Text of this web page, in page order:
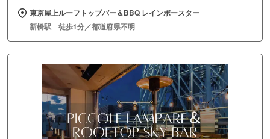
東京屋上ルーフトップバー＆BBQ レインボースター
新橋駅 徒歩1分／都道府県不明